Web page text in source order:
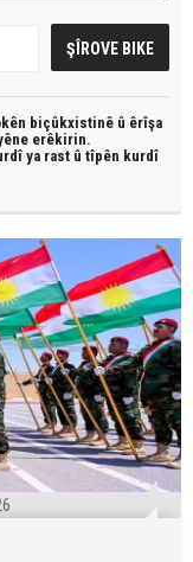
biçûkxistinê û êrîşa
erêkirin.
ya rast û tîpên kurdî